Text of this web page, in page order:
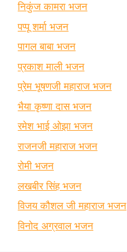
निकुंज कामरा भजन
पप्पू शर्मा भजन
पागल बाबा भजन
प्रकाश माली भजन
प्रेम भूषणजी महाराज भजन
भैया कृष्णा दास भजन
रमेश भाई ओझा भजन
राजनजी महाराज भजन
रोमी भजन
लखबीर सिंह भजन
विजय कौशल जी महाराज भजन
विनोद अग्रवाल भजन